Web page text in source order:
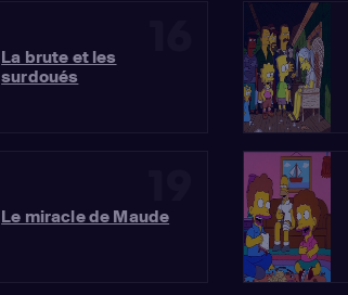
La brute et les
surdoués
Le miracle de Maude